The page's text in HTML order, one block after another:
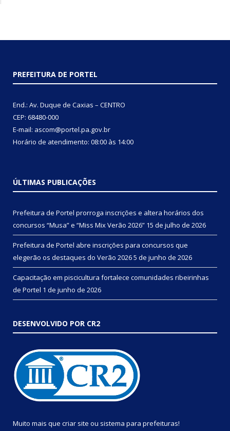
PREFEITURA DE PORTEL
End.: Av. Duque de Caxias – CENTRO
CEP: 68480-000
E-mail: ascom@portel.pa.gov.br
Horário de atendimento: 08:00 às 14:00
ÚLTIMAS PUBLICAÇÕES
Prefeitura de Portel prorroga inscrições e altera horários dos
concursos “Musa” e “Miss Mix Verão 2026” 15 de julho de 2026
Prefeitura de Portel abre inscrições para concursos que
elegerão os destaques do Verão 20265 de junho de 2026
Capacitação em piscicultura fortalece comunidades ribeirinhas
de Portel 1 de junho de 2026
DESENVOLVIDO POR CR2
Muito mais que criar site ou sistema para prefeituras!